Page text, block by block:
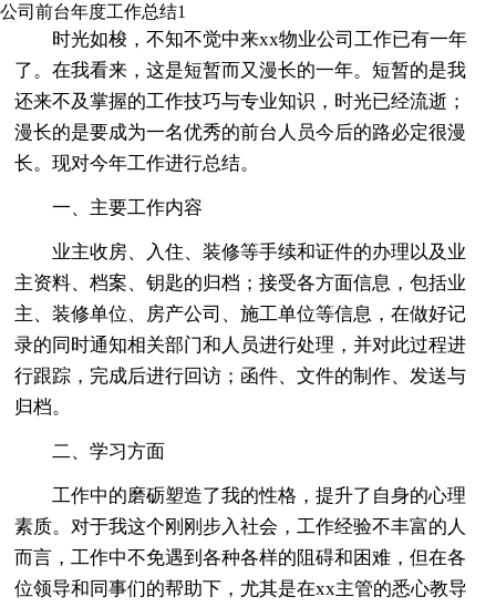
公司前台年度工作总结1
时光如梭，不知不觉中来xx物业公司工作已有一年
了。在我看来，这是短暂而又漫长的一年。短暂的是我
还来不及掌握的工作技巧与专业知识，时光已经流逝；
漫长的是要成为一名优秀的前台人员今后的路必定很漫
长。现对今年工作进行总结。
一、主要工作内容
业主收房、入住、装修等手续和证件的办理以及业
主资料、档案、钥匙的归档；接受各方面信息，包括业
主、装修单位、房产公司、施工单位等信息，在做好记
录的同时通知相关部门和人员进行处理，并对此过程进
行跟踪，完成后进行回访；函件、文件的制作、发送与
归档。
二、学习方面
工作中的磨砺塑造了我的性格，提升了自身的心理
素质。对于我这个刚刚步入社会，工作经验不丰富的人
而言，工作中不免遇到各种各样的阻碍和困难，但在各
位领导和同事们的帮助下，尤其是在xx主管的悉心教导